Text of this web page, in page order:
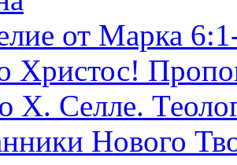
от Марка
Христос!
Х. Селле.
Нового